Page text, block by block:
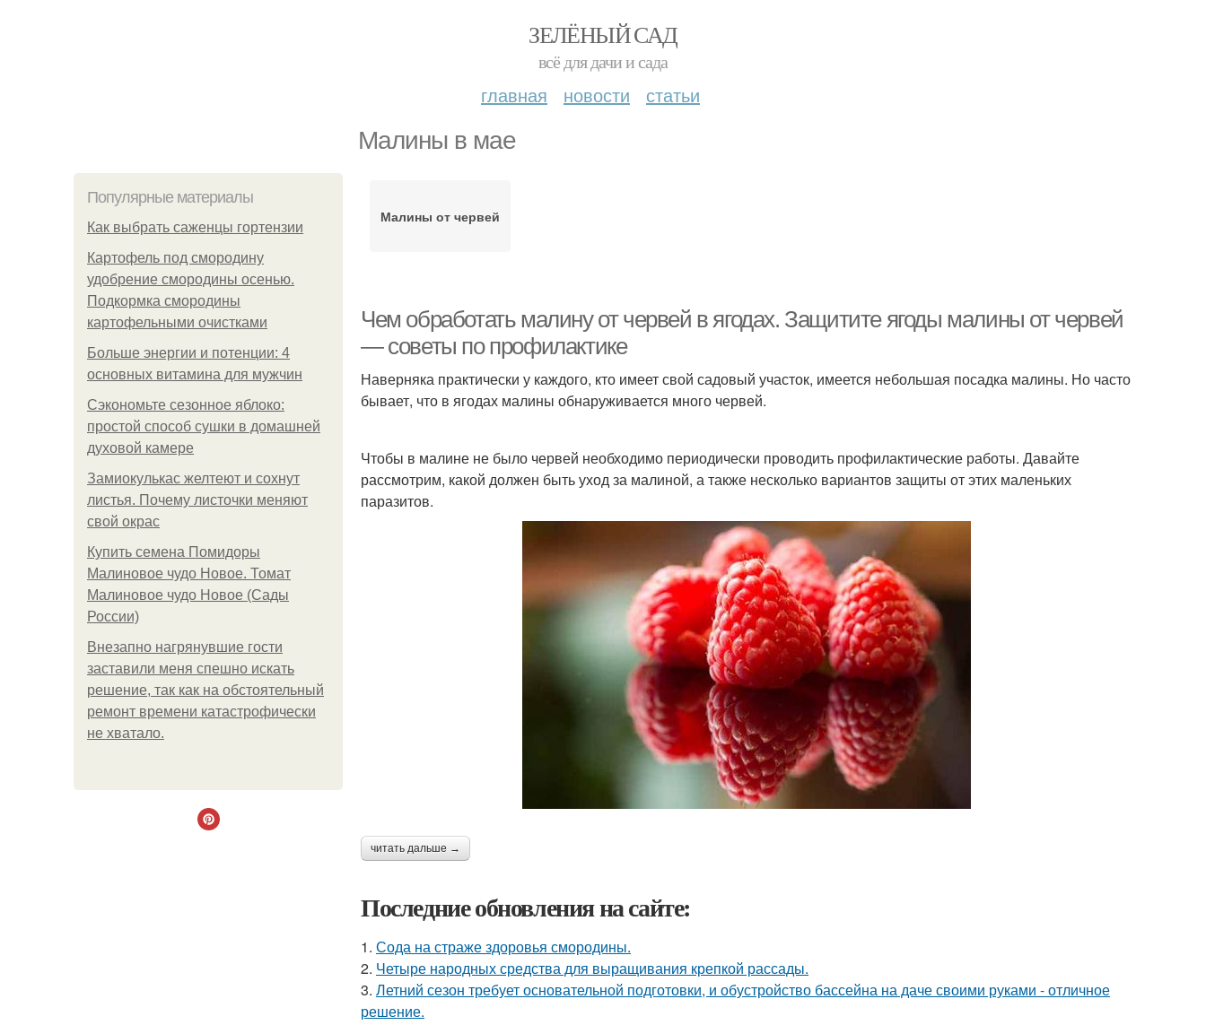
ЗЕЛЁНЫЙ САД
всё для дачи и сада
главная новости статьи
Малины в мае
Популярные материалы
Как выбрать саженцы гортензии
Картофель под смородину
удобрение смородины осенью.
Подкормка смородины
картофельными очистками
Больше энергии и потенции: 4
основных витамина для мужчин
Сэкономьте сезонное яблоко:
простой способ сушки в домашней
духовой камере
Замиокулькас желтеют и сохнут
листья. Почему листочки меняют
свой окрас
Купить семена Помидоры
Малиновое чудо Новое. Томат
Малиновое чудо Новое (Сады
России)
Внезапно нагрянувшие гости
заставили меня спешно искать
решение, так как на обстоятельный
ремонт времени катастрофически
не хватало.
Малины от червей
Чем обработать малину от червей в ягодах. Защитите ягоды малины от червей
— советы по профилактике
Наверняка практически у каждого, кто имеет свой садовый участок, имеется небольшая посадка малины. Но часто
бывает, что в ягодах малины обнаруживается много червей.
Чтобы в малине не было червей необходимо периодически проводить профилактические работы. Давайте
рассмотрим, какой должен быть уход за малиной, а также несколько вариантов защиты от этих маленьких
паразитов.
читать дальше →
Последние обновления на сайте:
1. Сода на страже здоровья смородины.
2. Четыре народных средства для выращивания крепкой рассады.
3. Летний сезон требует основательной подготовки, и обустройство бассейна на даче своими руками - отличное
решение.